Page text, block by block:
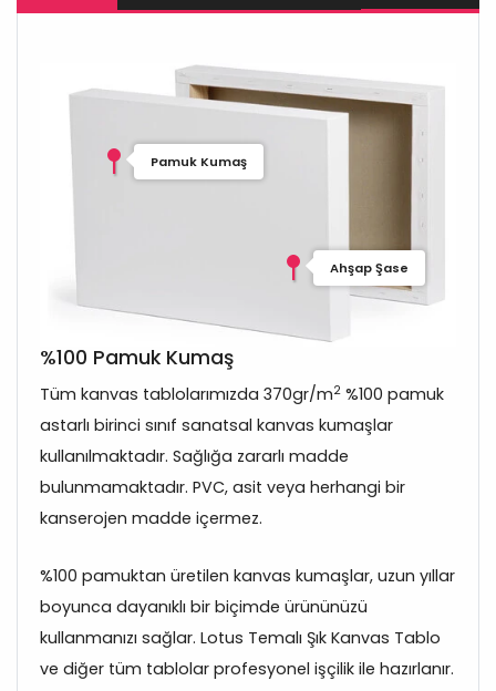
Pamuk Kumaş
Ahşap Şase
%100 Pamuk Kumaş
Tüm kanvas tablolarımızda 370gr/m2 %100 pamuk
astarlı birinci sınıf sanatsal kanvas kumaşlar
kullanılmaktadır. Sağlığa zararlı madde
bulunmamaktadır. PVC, asit veya herhangi bir
kanserojen madde içermez.
%100 pamuktan üretilen kanvas kumaşlar, uzun yıllar
boyunca dayanıklı bir biçimde ürününüzü
kullanmanızı sağlar. Lotus Temalı Şık Kanvas Tablo
ve diğer tüm tablolar profesyonel işçilik ile hazırlanır.